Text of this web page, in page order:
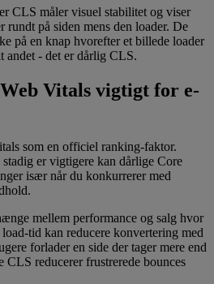
CLS måler visuel stabilitet og viser
rundt på siden mens den loader. De
på en knap hvorefter et billede loader
andet - det er dårlig CLS.
Vitals vigtigt for e-
som en officiel ranking-faktor.
er vigtigere kan dårlige Core
især når du konkurrerer med
mellem performance og salg hvor
tid kan reducere konvertering med
forlader en side der tager mere end
CLS reducerer frustrerede bounces